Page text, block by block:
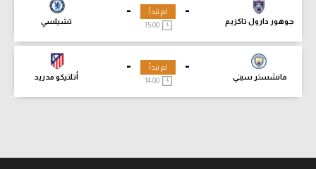
-
جوهور دارول تاكزيم
-
تشيلسي
لم تبدأ
15:00
-
مانشستر سيتي
-
أتلتيكو مدريد
لم تبدأ
14:00